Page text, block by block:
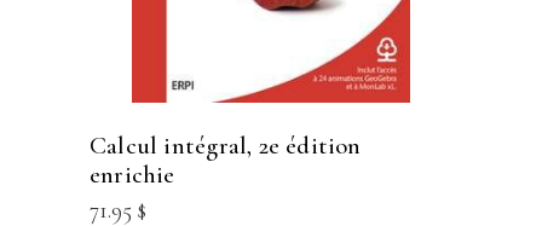
calcul intégral, 2e édition
enrichie
71.95 $